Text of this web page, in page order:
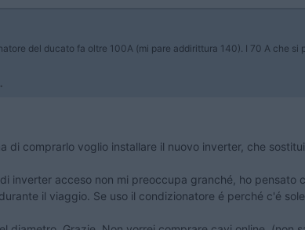
del ducato fa oltre 100A (mi pare addirittura 140). I 70 A che si
comprarlo voglio installare il nuovo inverter, che
inverter acceso non mi preoccupa granché, ho pensato
il viaggio. Se uso il condizionatore é perché c'é